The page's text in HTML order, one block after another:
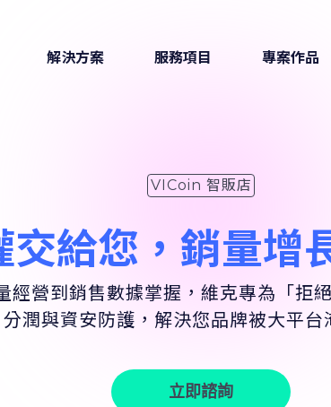
VICoin 智販店
給您，銷量增
經營到銷售數據掌握，維克專為「拒
潤與資安防護，解決您品牌被大平台
立即諮詢